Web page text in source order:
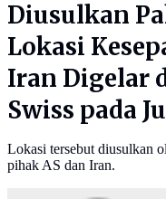
Diusulkan
Lokasi
Iran Digelar
Swiss pada
Lokasi tersebut diusulkan
pihak AS dan Iran.